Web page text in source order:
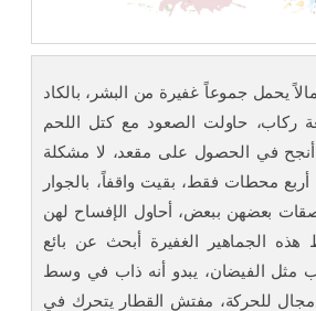
يحمل جموعاً غفيرة من البشر، بالكاد
ركاب، حاولت الصعود مع كتل اللحم
أنجح في الحصول على مقعد، لا مشكلة
محطات فقط، بقيت واقفاً، بالجوار
بعضهن ببعض، أحاول الإفساح لهن
الجماهير الغفيرة أبحث عن بائع
مثل الفيضان، يبدو أنه ذاب في وسط
للحركة، مفتش القطار يتحرك في